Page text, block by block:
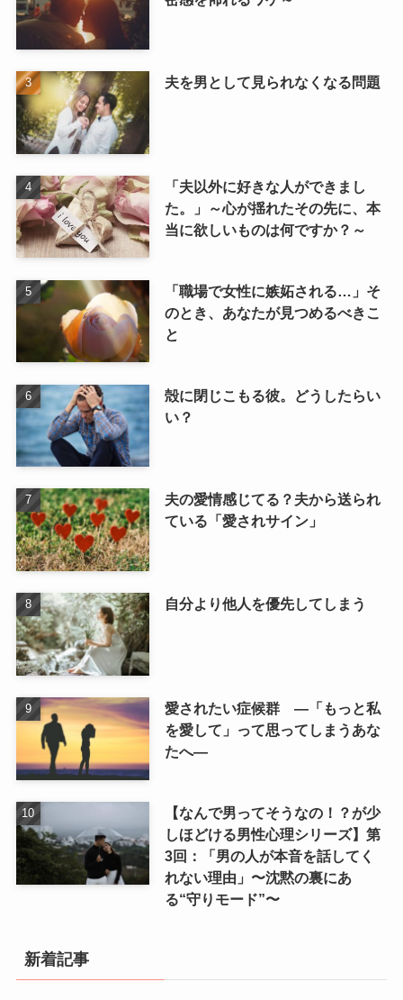
夫を男として見られなくなる問題
「夫以外に好きな人ができまし
た。」～心が揺れたその先に、本
当に欲しいものは何ですか？～
「職場で女性に嫉妬される…」そ
のとき、あなたが見つめるべきこ
と
殻に閉じこもる彼。どうしたらい
い？
夫の愛情感じてる？夫から送られ
ている「愛されサイン」
自分より他人を優先してしまう
愛されたい症候群 ―「もっと私
を愛して」って思ってしまうあな
たへ―
【なんで男ってそうなの！？が少
しほどける男性心理シリーズ】第
3回：「男の人が本音を話してく
れない理由」〜沈黙の裏にあ
る“守りモード”〜
新着記事